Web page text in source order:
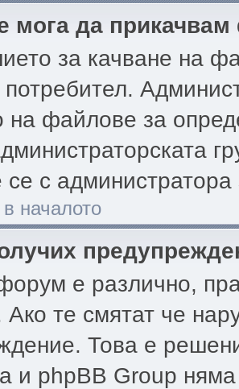
мога да
за качване на
потребител.
на файлове за
с
началото
е различно,
Ако те смятат че
Това е
и phpBB Group